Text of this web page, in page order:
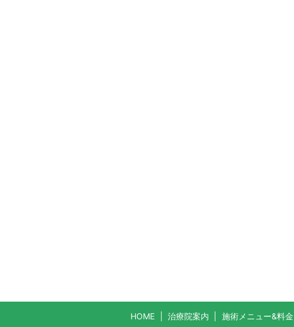
HOME 治療院案内 施術メニュー&料金